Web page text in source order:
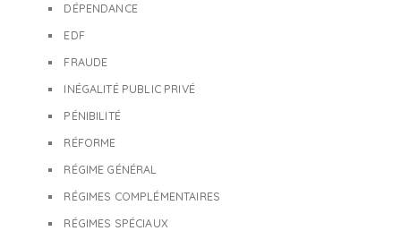
DÉPENDANCE
EDF
FRAUDE
INÉGALITÉ PUBLIC PRIVÉ
PÉNIBILITÉ
RÉFORME
RÉGIME GÉNÉRAL
RÉGIMES COMPLÉMENTAIRES
RÉGIMES SPÉCIAUX